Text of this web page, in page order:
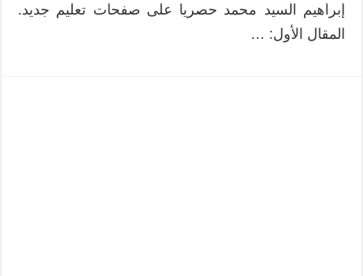
إبراهيم السيد محمد حصريا على صفحات تعليم جديد.
المقال الأول: …